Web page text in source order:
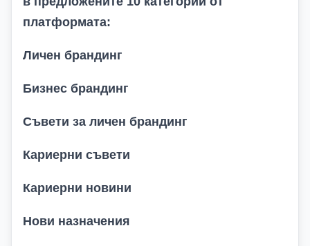
платформата:
Личен брандинг
Бизнес брандинг
Съвети за личен брандинг
Кариерни съвети
Кариерни новини
Нови назначения